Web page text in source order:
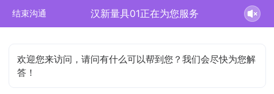
结束沟通 汉新量具01正在为您服务
欢迎您来访问，请问有什么可以帮到您？我们会尽快为您解
答！